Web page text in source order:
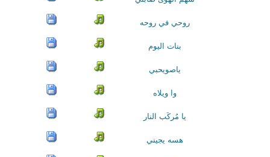
روحي في روحه
بنات اليوم
ياصويحبي
وا ويلاه
يا مُركَب النار
هسه يجيني